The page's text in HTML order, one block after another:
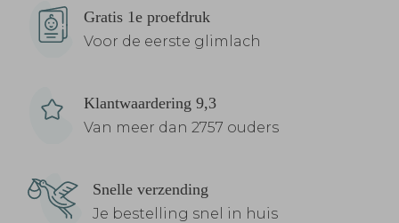
Gratis 1e proefdruk
Voor de eerste glimlach
Klantwaardering 9,3
Van meer dan 2757 ouders
Snelle verzending
Je bestelling snel in huis